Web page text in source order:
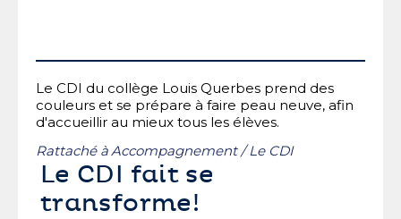
Le CDI du collège Louis Querbes prend des
couleurs et se prépare à faire peau neuve, afin
d'accueillir au mieux tous les élèves.
Rattaché à Accompagnement /Le CDI
Le CDI fait se
transforme!